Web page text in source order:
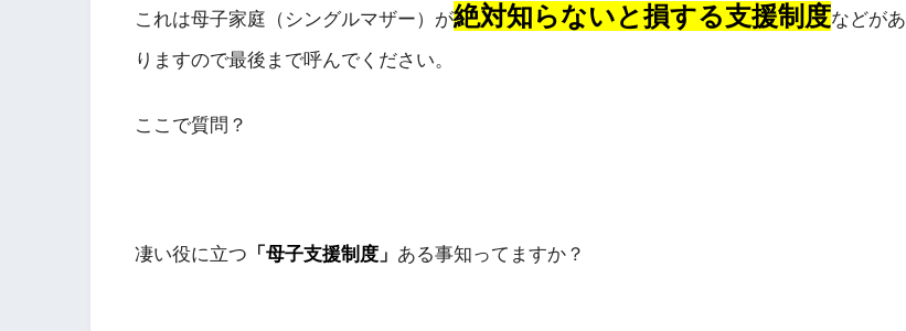
これは母子家庭（シングルマザー）が絶対知らないと損する支援制度などがあ
りますので最後まで呼んでください。
ここで質問？
凄い役に立つ 「母子支援制度」 ある事知ってますか？